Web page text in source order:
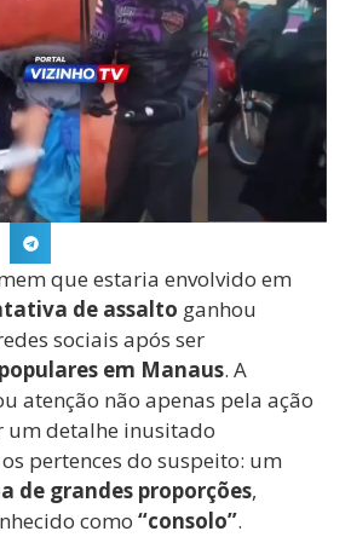
que estaria envolvido em
de assalto ganhou
sociais após ser
em Manaus. A
atenção não apenas pela ação
um detalhe inusitado
pertences do suspeito: um
de grandes proporções,
como “consolo”.